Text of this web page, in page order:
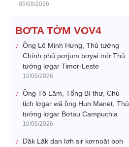
05/08/2026
BƠTA TỜM VOV4
Ồng Lê Minh Hưng, Thủ tướng
Chính phủ pơrjum bơyai mờ Thủ
tướng lơgar Timor-Leste
10/06/2026
Ồng Tô Lâm, Tổng Bí thư, Chủ
tịch lơgar wă ồng Hun Manet, Thủ
tướng lơgar Bơtau Campuchia
10/06/2026
Dăk Lăk dan lơh sir kơrnoăt boh